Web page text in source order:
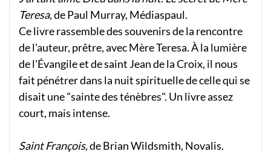
Teresa, de Paul Murray, Médiaspaul.
Ce livre rassemble des souvenirs de la rencontre
de l'auteur, prêtre, avec Mère Teresa. À la lumière
de l'Évangile et de saint Jean de la Croix, il nous
fait pénétrer dans la nuit spirituelle de celle qui se
disait une "sainte des ténèbres". Un livre assez
court, mais intense.
Saint François,de Brian Wildsmith, Novalis.